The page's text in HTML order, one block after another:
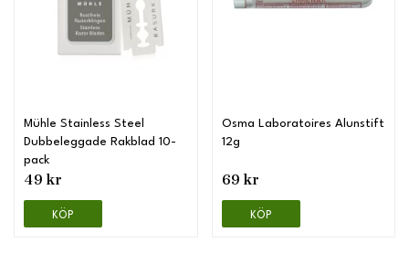
Mühle Stainless Steel
Dubbeleggade Rakblad 10-
pack
49 kr
KÖP
Osma Laboratoires Alunstift
12g
69 kr
KÖP